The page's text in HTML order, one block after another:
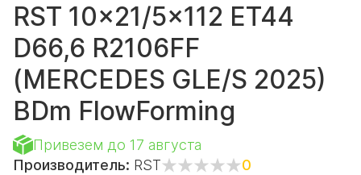
RST 10x21/5x112 ET44
D66,6 R2106FF
(MERCEDES GLE/S 2025)
BDm FlowForming
Привезем до 17 августа
Производитель: RST 0